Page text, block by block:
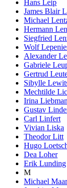
Hans Leip
James Blair
Michael
Hermann
Siegfried
Wolf
Alexander
Gabriele
Gertrud
Sibylle
Mechtilde
Irina
Gustav
Carl Linfert
Vivian Liska
Theodor Litt
Hugo
Dea Loher
Erik Lunding
M
Michael Maar